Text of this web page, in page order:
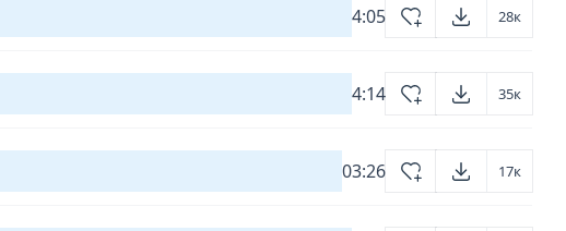
4:05
28к
4:14
35к
03:26
17к